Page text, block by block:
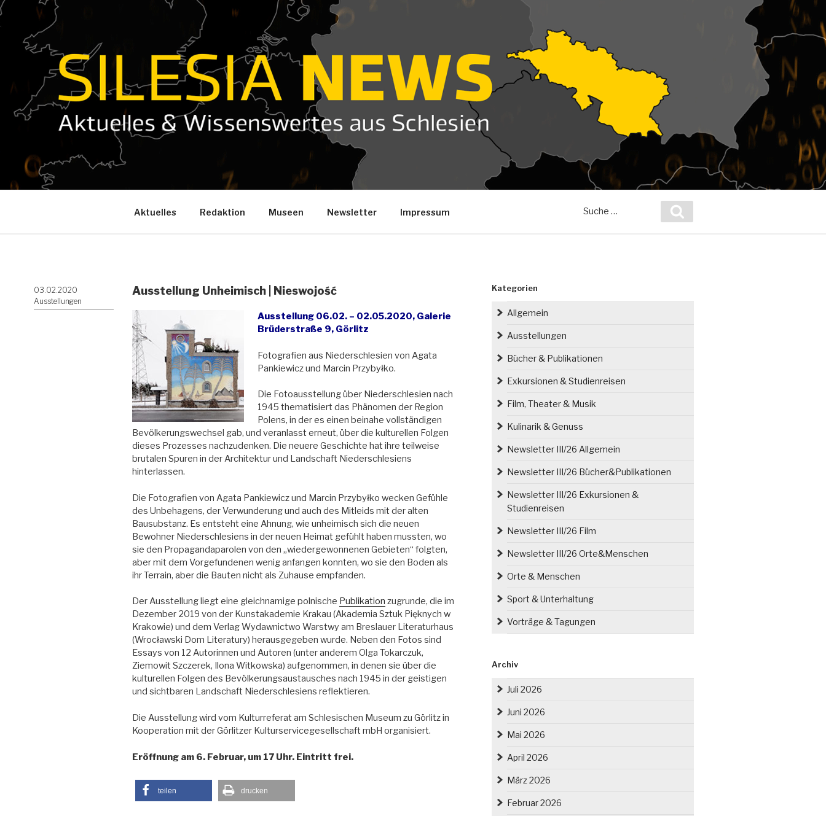
Zum
Inhalt
springen
Aktuelles Redaktion Museen Newsletter Impressum
nach:
Veröffentlicht
am
03.02.2020
Ausstellungen
Ausstellung Unheimisch | Nieswojość
Ausstellung 06.02. – 02.05.2020, Galerie
Brüderstraße 9, Görlitz
Fotografien aus Niederschlesien von Agata
Pankiewicz und Marcin Przybyłko.
Die Fotoausstellung über Niederschlesien nach
1945 thematisiert das Phänomen der Region
Polens, in der es einen beinahe vollständigen
Bevölkerungswechsel gab, und veranlasst erneut, über die kulturellen Folgen
dieses Prozesses nachzudenken. Die neuere Geschichte hat ihre teilweise
brutalen Spuren in der Architektur und Landschaft Niederschlesiens
hinterlassen.
Die Fotografien von Agata Pankiewicz und Marcin Przybyłko wecken Gefühle
des Unbehagens, der Verwunderung und auch des Mitleids mit der alten
Bausubstanz. Es entsteht eine Ahnung, wie unheimisch sich die neuen
Bewohner Niederschlesiens in der neuen Heimat gefühlt haben mussten, wo
sie den Propagandaparolen von den „wiedergewonnenen Gebieten“ folgten,
aber mit dem Vorgefundenen wenig anfangen konnten, wo sie den Boden als
ihr Terrain, aber die Bauten nicht als Zuhause empfanden.
Der Ausstellung liegt eine gleichnamige polnische Publikation zugrunde, die im
Dezember 2019 von der Kunstakademie Krakau (Akademia Sztuk Pięknych w
Krakowie) und dem Verlag Wydawnictwo Warstwy am Breslauer Literaturhaus
(Wrocławski Dom Literatury) herausgegeben wurde. Neben den Fotos sind
Essays von 12 Autorinnen und Autoren (unter anderem Olga Tokarczuk,
Ziemowit Szczerek, Ilona Witkowska) aufgenommen, in denen sie über die
kulturellen Folgen des Bevölkerungsaustausches nach 1945 in der geistigen
und sichtbaren Landschaft Niederschlesiens reflektieren.
Die Ausstellung wird vom Kulturreferat am Schlesischen Museum zu Görlitz in
Kooperation mit der Görlitzer Kulturservicegesellschaft mbH organisiert.
Eröffnung am 6. Februar, um 17 Uhr. Eintritt frei.
teilen drucken
Kategorien
Allgemein
Ausstellungen
Bücher & Publikationen
Exkursionen & Studienreisen
Film, Theater & Musik
Kulinarik & Genuss
Newsletter III/26 Allgemein
Newsletter III/26 Bücher&Publikationen
Newsletter III/26 Exkursionen &
Studienreisen
Newsletter III/26 Film
Newsletter III/26 Orte&Menschen
Orte & Menschen
Sport & Unterhaltung
Vorträge & Tagungen
Archiv
Juli 2026
Juni 2026
Mai 2026
April 2026
März 2026
Februar 2026